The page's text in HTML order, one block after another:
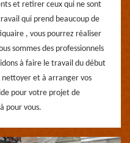
et retirer ceux qui ne sont
qui prend beaucoup de
, vous pourrez réaliser
sommes des professionnels
à faire le travail du début
nettoyer et à arranger vos
pour votre projet de
pour vous.